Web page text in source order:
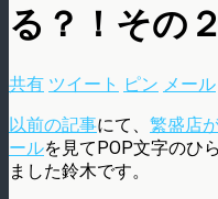
る？！その２
共有 ツイート ピン メール
以前の記事にて、 繁盛店
ールを見てPOP文字のひ
ました鈴木です。